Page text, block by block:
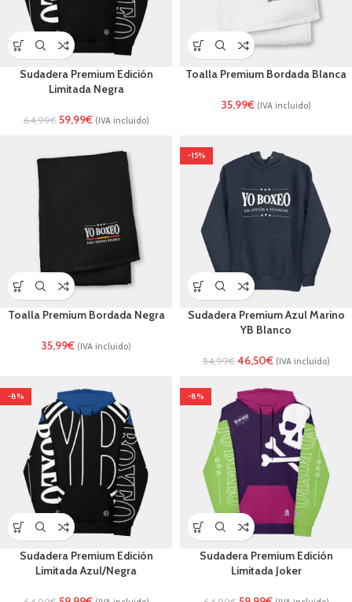
Sudadera Premium Edición
Limitada Negra
64,99€ 59,99€ (IVA incluido)
Toalla Premium Bordada Blanca
35,99€ (IVA incluido)
Toalla Premium Bordada Negra
35,99€ (IVA incluido)
-15%
Sudadera Premium Azul Marino
YB Blanco
54,99€ 46,50€ (IVA incluido)
-8%
Sudadera Premium Edición
Limitada Azul/Negra
-8%
Sudadera Premium Edición
Limitada Joker